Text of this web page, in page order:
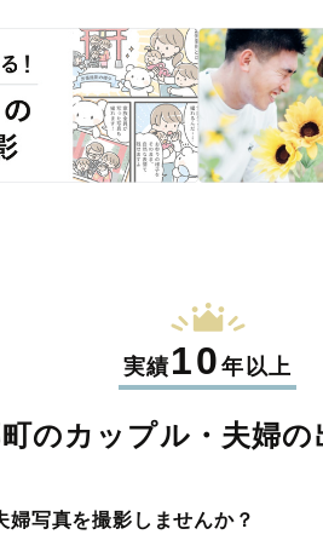
実績10年以上
のカップル・夫婦の
婦写真を撮影しませんか？